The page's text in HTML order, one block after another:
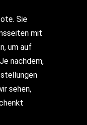
Sie
mit
um auf
nachdem,
sehen,